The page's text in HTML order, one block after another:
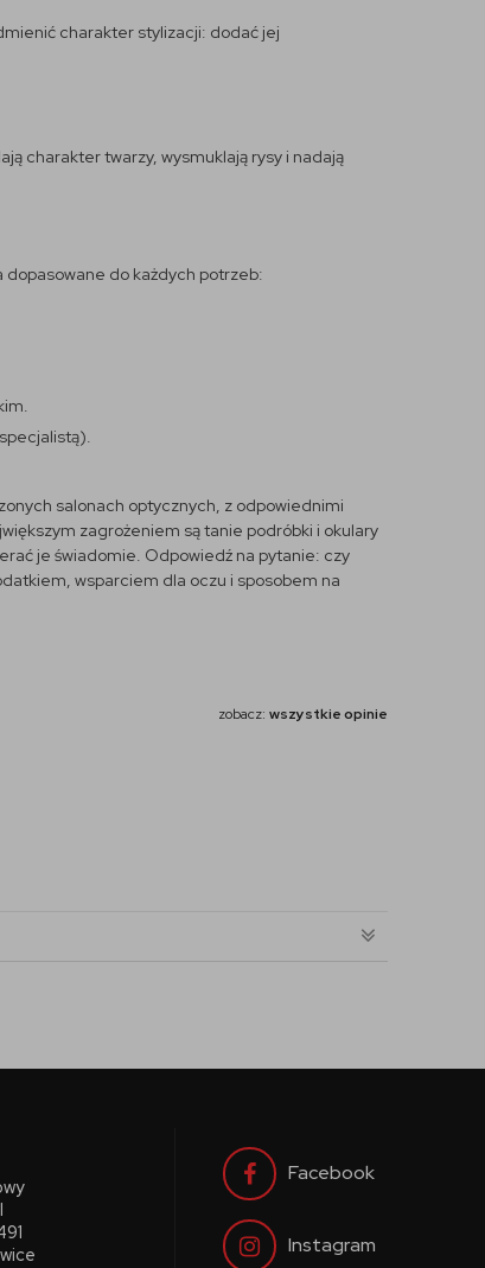
charakter stylizacji: dodać jej
charakter twarzy, wysmuklają rysy i nadają
dopasowane do każdych potrzeb:
salonach optycznych, z odpowiednimi
zagrożeniem są tanie podróbki i okulary
je świadomie. Odpowiedź na pytanie: czy
wsparciem dla oczu i sposobem na
zobacz: wszystkie opinie
Facebook
Instagram